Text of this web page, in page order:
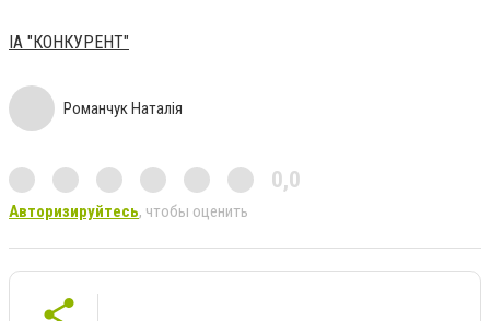
ІА "КОНКУРЕНТ"
Романчук Наталія
0,0
Авторизируйтесь, чтобы оценить